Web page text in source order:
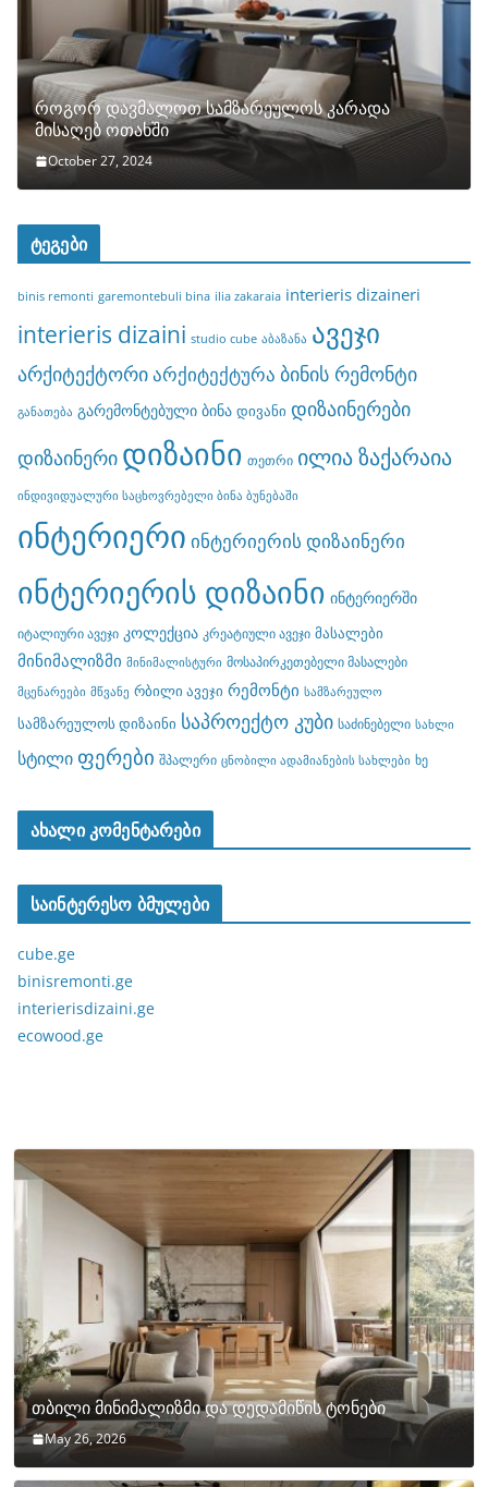
როგორ დავმალოთ სამზარეულოს კარადა
მისაღებ ოთახში
October 27, 2024
ტეგები
binis remonti garemontebuli bina ilia zakaraia interieris dizaineri
interieris dizaini studio cube აბაზანა ავეჯი
არქიტექტორიარქიტექტურა ბინის რემონტი
განათება გარემონტებული ბინა დივანი დიზაინერები
დიზაინერი დიზაინი თეთრი ილია ზაქარაია
ინდივიდუალური საცხოვრებელი ბინა ბუნებაში
ინტერიერი ინტერიერის დიზაინერი
ინტერიერის დიზაინი ინტერიერში
იტალიური ავეჯი კოლექცია კრეატიული ავეჯი მასალები
მინიმალიზმი მინიმალისტური მოსაპირკეთებელი მასალები
მცენარეები მწვანე რბილი ავეჯი რემონტი სამზარეულო
სამზარეულოს დიზაინი საპროექტო კუბი საძინებელი სახლი
სტილი ფერები შპალერი ცნობილი ადამიანების სახლები ხე
ახალი კომენტარები
საინტერესო ბმულები
cube.ge
binisremonti.ge
interierisdizaini.ge
ecowood.ge
თბილი მინიმალიზმი და დედამიწის ტონები
May 26, 2026